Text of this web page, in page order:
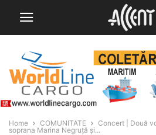
Home COMUNITATE
Concert | Două
soprana Marina Negruță și...